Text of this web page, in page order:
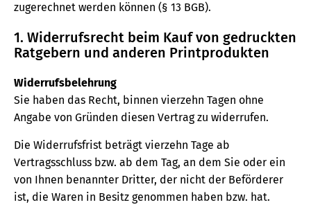
zugerechnet werden können (§ 13 BGB).
1. Widerrufsrecht beim Kauf von gedruckten
Ratgebern und anderen Printprodukten
Widerrufsbelehrung
Sie haben das Recht, binnen vierzehn Tagen ohne
Angabe von Gründen diesen Vertrag zu widerrufen.
Die Widerrufsfrist beträgt vierzehn Tage ab
Vertragsschluss bzw. ab dem Tag, an dem Sie oder ein
von Ihnen benannter Dritter, der nicht der Beförderer
ist, die Waren in Besitz genommen haben bzw. hat.